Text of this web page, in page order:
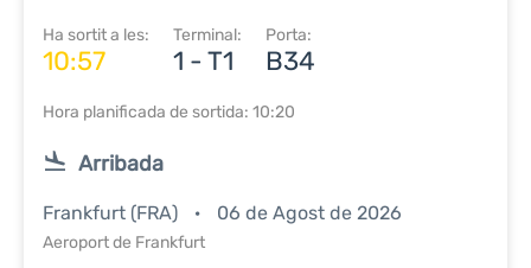
Ha sortit a les:
10:57
Terminal:
1 - T1
Porta:
B34
Hora planificada de sortida: 10:20
Arribada
Frankfurt (FRA) 06 de Agost de 2026
Aeroport de Frankfurt